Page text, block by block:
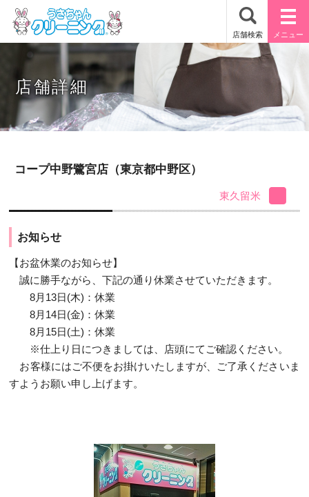
店舗詳細
コープ中野鷺宮店（東京都中野区）
東久留米
お知らせ
【お盆休業のお知らせ】
誠に勝手ながら、下記の通り休業させていただきます。
8月13日(木)：休業
8月14日(金)：休業
8月15日(土)：休業
※仕上り日につきましては、店頭にてご確認ください。
お客様にはご不便をお掛けいたしますが、ご了承くださいま
すようお願い申し上げます。